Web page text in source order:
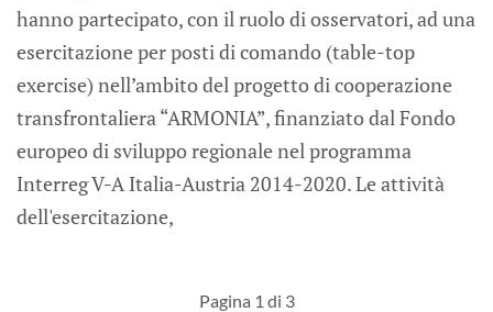
hanno partecipato, con il ruolo di osservatori, ad una
esercitazione per posti di comando (table-top
exercise) nell’ambito del progetto di cooperazione
transfrontaliera “ARMONIA”, finanziato dal Fondo
europeo di sviluppo regionale nel programma
Interreg V-A Italia-Austria 2014-2020. Le attività
dell'esercitazione,
Pagina 1 di 3